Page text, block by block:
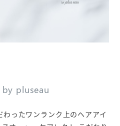
pluseau
ったワンランク上のヘアアイ